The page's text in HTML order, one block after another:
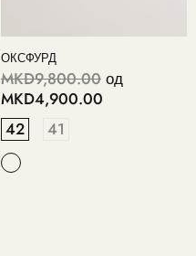
ОКСФУРД
MKD9,800.00 од
MKD4,900.00
42
41